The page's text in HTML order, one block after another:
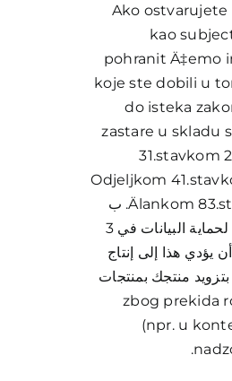
Ako ostvarujete
kao
pohranit Ä‡emo
koje ste dobili u
do isteka
zastare u skladu
31.stavkom
Odjeljkom
Älankom 83.stavkom 5.lit. ب
اللائحة العامة لحماية البيانات في 3
يؤدي هذا إلى إنتاج
منتجك بمنتجات
zbog prekida
(npr. u